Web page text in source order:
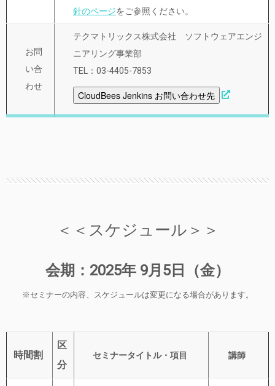
針のページをご参照ください。
お問
い合
わせ
テクマトリックス株式会社 ソフトウェアエンジ
ニアリング事業部
TEL：03-4405-7853
CloudBees Jenkins お問い合わせ先
＜＜スケジュール＞＞
会期：2025年 9月5日（金）
※セミナーの内容、スケジュールは変更になる場合があります。
時間割
区
分
セミナータイトル・項目 講師